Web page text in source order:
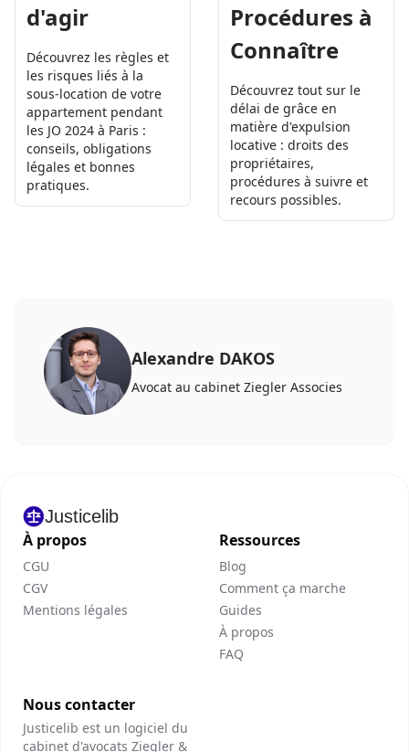
d'agir
Découvrez les règles et
les risques liés à la
sous-location de votre
appartement pendant
les JO 2024 à Paris :
conseils, obligations
légales et bonnes
pratiques.
Procédures à
Connaître
Découvrez tout sur le
délai de grâce en
matière d'expulsion
locative : droits des
propriétaires,
procédures à suivre et
recours possibles.
Alexandre DAKOS
Avocat au cabinet Ziegler Associes
Justicelib
À propos
CGU
CGV
Mentions légales
Ressources
Blog
Comment ça marche
Guides
À propos
FAQ
Nous contacter
Justicelib est un logiciel du
cabinet d'avocats Ziegler &